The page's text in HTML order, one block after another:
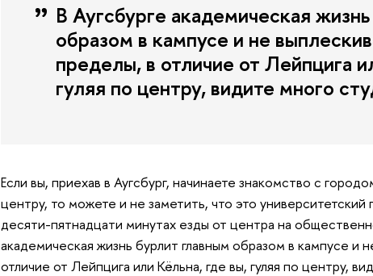
В Аугсбурге академическая
образом в кампусе и не
пределы, в отличие от Лейпцига
гуляя по центру, видите много
Если вы, приехав в Аугсбург, начинаете знакомство с
центру, то можете и не заметить, что это университетский
десяти-пятнадцати минутах езды от центра на
академическая жизнь бурлит главным образом в кампусе и
отличие от Лейпцига или Кёльна, где вы, гуляя по центру,